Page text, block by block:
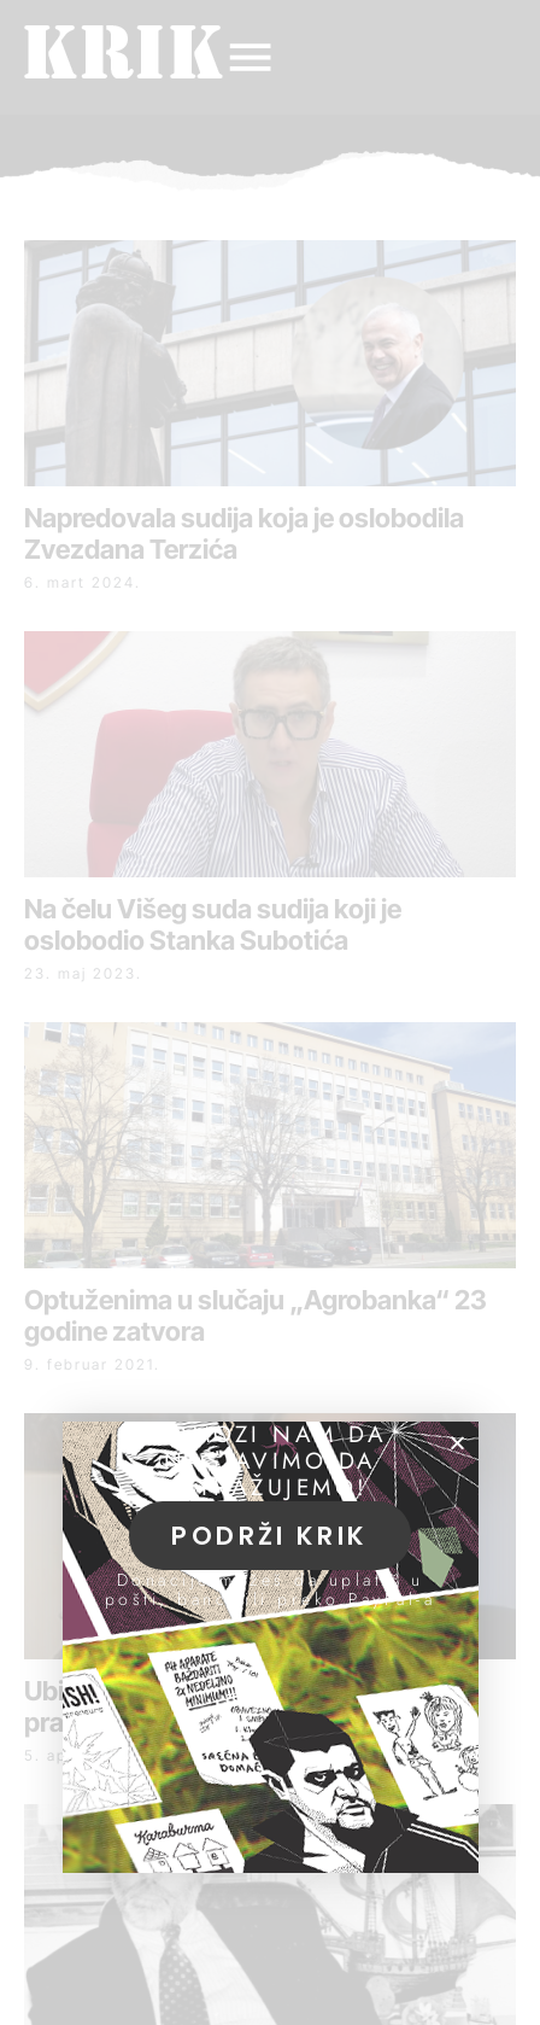
Napredovala sudija koja je oslobodila
Zvezdana Terzića
6. mart 2024.
Na čelu Višeg suda sudija koji je
oslobodio Stanka Subotića
23. maj 2023.
Optuženima u slučaju „Agrobanka“ 23
godine zatvora
9. februar 2021.
Ubica Ćuruvije i nalogodavac izbegli
pravdu
5. april 2019.
POMOZI NAM DA
NASTAVIMO DA
ISTRAŽUJEMO!
PODRŽI KRIK
Donacije možeš da uplatiš u
pošti, banci ili preko PayPal-a